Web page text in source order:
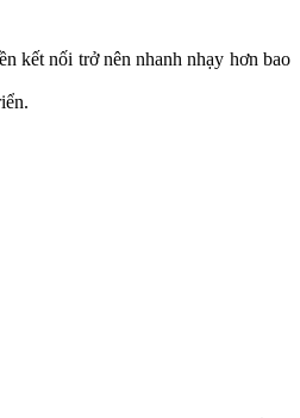
kết nối trở nên nhanh nhạy hơn bao